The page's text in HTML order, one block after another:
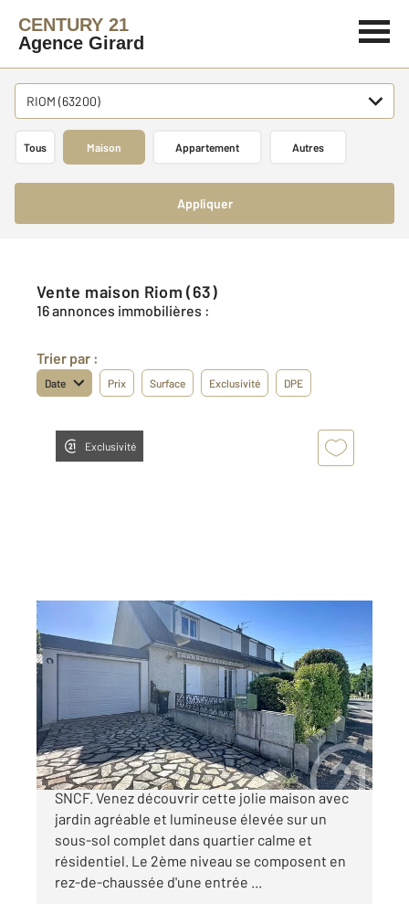
CENTURY 21
Agence Girard
RIOM (63200)
Tous Maison Appartement Autres
Appliquer
Vente maison Riom (63)
16 annonces immobilières :
Trier par :
Date Prix Surface Exclusivité DPE
Exclusivité
85 m2, 4 pièces
Ref : 20631
Maison à vendre
213 000 €
EXCLUSIVITE RIOM - 5 min à pied de la Gare
SNCF. Venez découvrir cette jolie maison avec
jardin agréable et lumineuse élevée sur un
sous-sol complet dans quartier calme et
résidentiel. Le 2ème niveau se composent en
rez-de-chaussée d'une entrée ...